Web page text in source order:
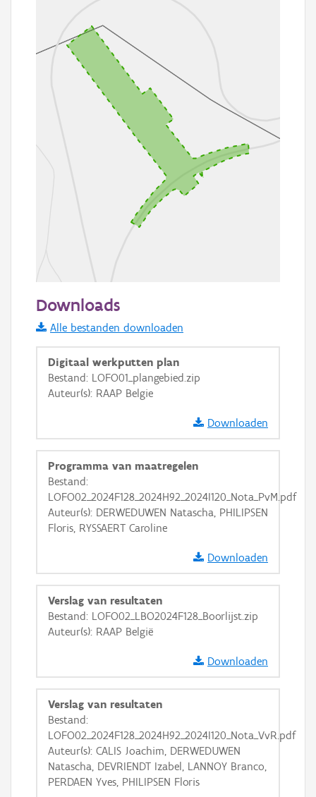
Informatie Vlaanderen
i
+ −
Basis Lagen
OSM-Basiskaart
GRB-Basiskaart
GRB-Basiskaart in grijswaarden
Downloads
Alle bestanden downloaden
Digitaal werkputten plan
Bestand: LOFO01_plangebied.zip
Auteur(s): RAAP Belgie
Downloaden
Programma van maatregelen
Bestand:
LOFO02_2024F128_2024H92_2024I120_Nota_PvM.pdf
Auteur(s): DERWEDUWEN Natascha, PHILIPSEN
Floris, RYSSAERT Caroline
Downloaden
Verslag van resultaten
Bestand: LOFO02_LBO2024F128_Boorlijst.zip
Auteur(s): RAAP België
Downloaden
Verslag van resultaten
Bestand:
LOFO02_2024F128_2024H92_2024I120_Nota_VvR.pdf
Auteur(s): CALIS Joachim, DERWEDUWEN
Natascha, DEVRIENDT Izabel, LANNOY Branco,
PERDAEN Yves, PHILIPSEN Floris